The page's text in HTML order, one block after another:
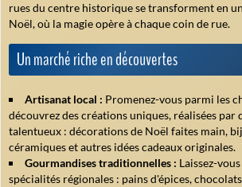
rues du centre historique se transforment en
Noël, où la magie opère à chaque coin de rue.
Un marché riche en découvertes
Artisanat local : Promenez-vous parmi les
découvrez des créations uniques, réalisées par
talentueux : décorations de Noël faites main,
céramiques et autres idées cadeaux originales.
Gourmandises traditionnelles : Laissez-
spécialités régionales : pains d'épices,